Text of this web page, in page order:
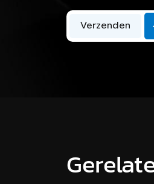
Verzenden